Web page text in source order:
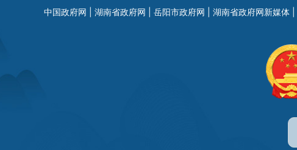
中国政府网 湖南省政府网 岳阳市政府网 湖南省政府网新媒体